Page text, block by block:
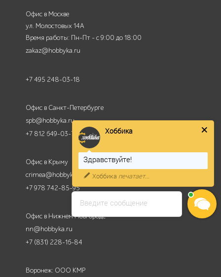
Офис в Москве
ул. Молостовых 14А
Время работы: Пн-Пт - с 9:00 до 18:00
zakaz@hobbyka.ru
+7 495 248-03-18
Офис в Санкт-Петербурге
spb@hobbyka.ru
+7 812 649-03-73
Офис в Крыму
crimea@hobbyka.ru
+7 978 742-85-95
Офис в Нижнем Новгороде
nn@hobbyka.ru
+7 (831) 228-16-84
Воронеж: ООО КМР
Введите сообщение
Хоббика
Здравствуйте!
Хоббика печатает...